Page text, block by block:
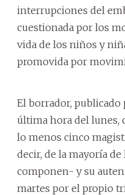
interrupciones del
cuestionada por los
vida de los niños y
promovida por
El borrador,
última hora del lunes,
lo menos cinco
decir, de la mayoría
componen- y su
martes por el propio